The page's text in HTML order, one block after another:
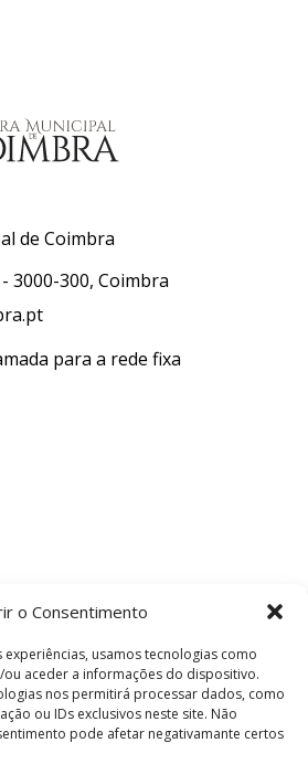
o Consentimento
usamos tecnologias como
aceder a informações do dispositivo.
nos permitirá processar dados, como
ou IDs exclusivos neste site. Não
pode afetar negativamante certos
de Coimbra
3000-300, Coimbra
para a rede fixa